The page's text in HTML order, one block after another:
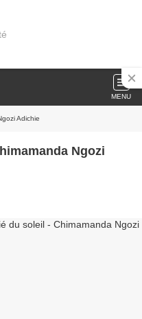
MENU
Adichie
Ngozi